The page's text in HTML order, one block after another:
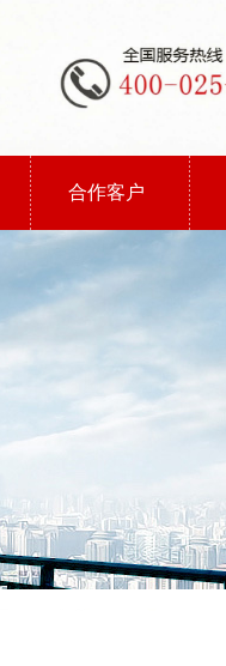
合作客户